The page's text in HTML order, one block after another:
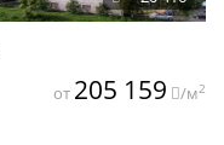
от 205 159 /м2